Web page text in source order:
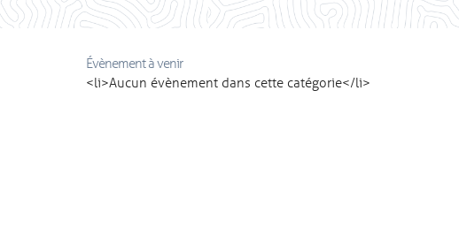
Évènement à venir
<li>Aucun évènement dans cette catégorie</li>